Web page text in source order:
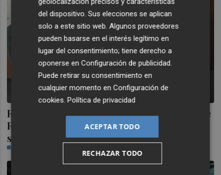
RTVE firma un conveni amb l'Associació de
Ràdios Universitàries per a difondre els
seus programes
del dispositivo. Sus elecciones se aplican
solo a este sitio web. Algunos proveedores
pueden basarse en el interés legítimo en
lugar del consentimiento; tiene derecho a
oponerse enConfiguración de publicidad.
Puede retirar su consentimiento en
cualquier momento enConfiguración de
cookies.Política de privacidad
ACEPTAR TODO
RECHAZAR TODO